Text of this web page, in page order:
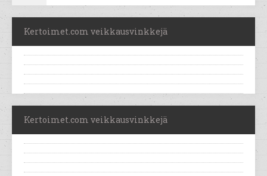
Kertoimet.com veikkausvinkkejä
Kertoimet.com veikkausvinkkejä